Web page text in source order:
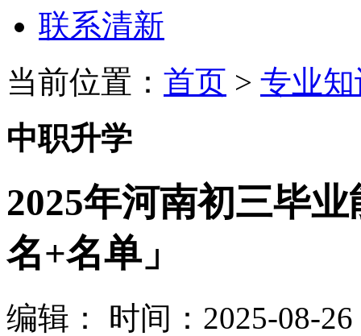
联系清新
当前位置： 首页 > 专业
中职升学
2025年河南初三毕
名+名单」
编辑：
时间：2025-08-26